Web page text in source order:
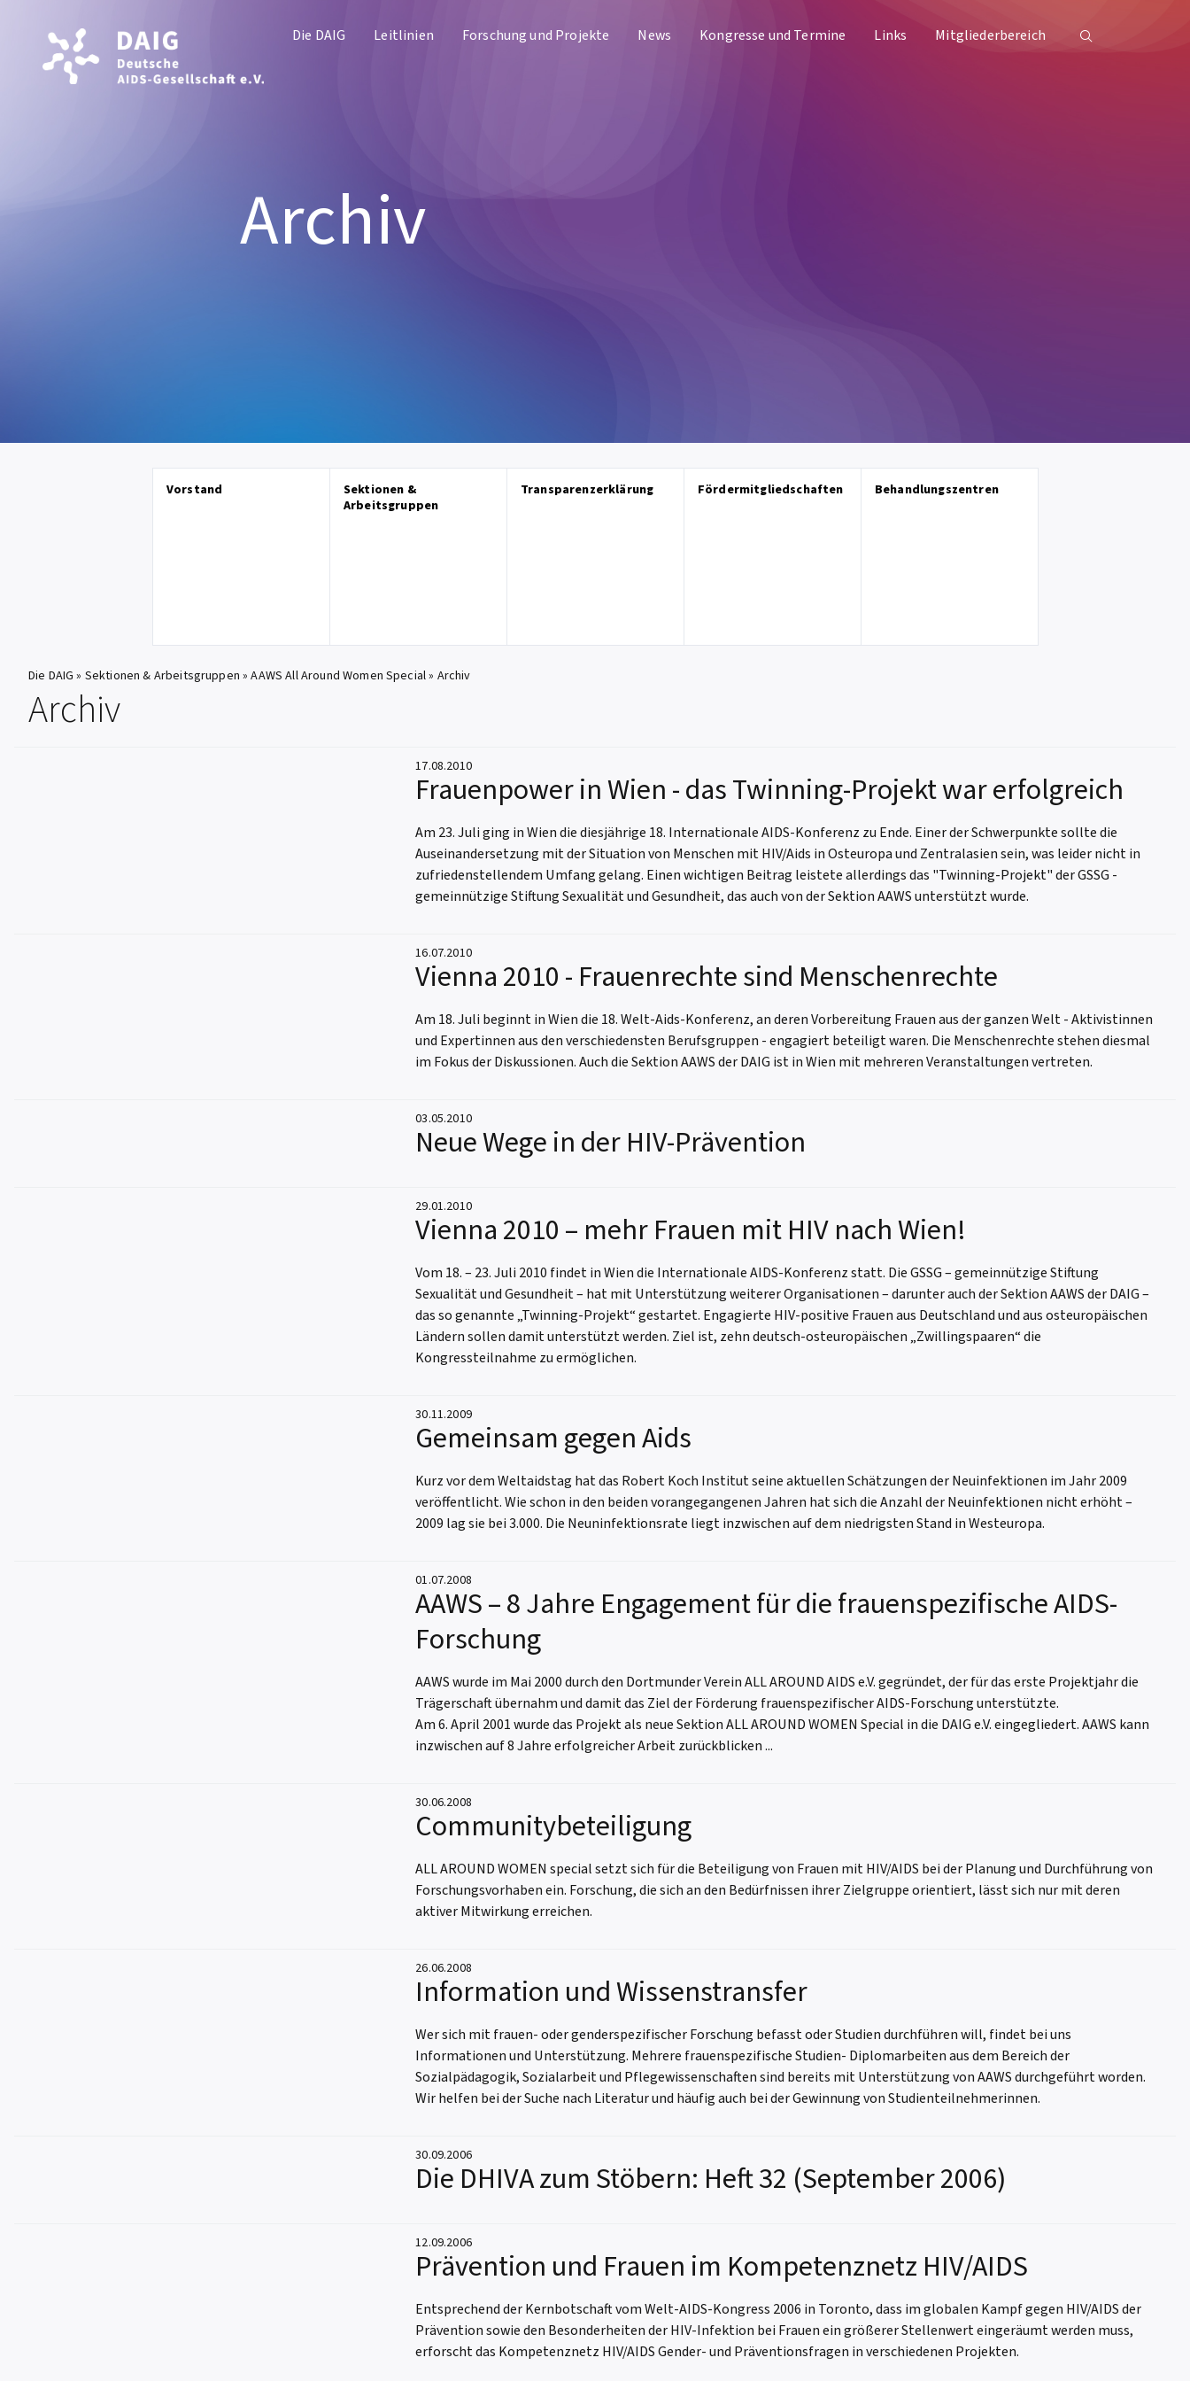
Die DAIG Leitlinien Forschung und Projekte News Kongresse und Termine Links Mitgliederbereich
Archiv
Vorstand
Sektionen &
Arbeitsgruppen
Transparenzerklärung Fördermitgliedschaften Behandlungszentren
Die DAIG » Sektionen & Arbeitsgruppen » AAWS All Around Women Special» Archiv
Archiv
17.08.2010
Frauenpower in Wien - das Twinning-Projekt war erfolgreich
Am 23. Juli ging in Wien die diesjährige 18. Internationale AIDS-Konferenz zu Ende. Einer der Schwerpunkte sollte die
Auseinandersetzung mit der Situation von Menschen mit HIV/Aids in Osteuropa und Zentralasien sein, was leider nicht in
zufriedenstellendem Umfang gelang. Einen wichtigen Beitrag leistete allerdings das "Twinning-Projekt" der GSSG -
gemeinnützige Stiftung Sexualität und Gesundheit, das auch von der Sektion AAWS unterstützt wurde.
16.07.2010
Vienna 2010 - Frauenrechte sind Menschenrechte
Am 18. Juli beginnt in Wien die 18. Welt-Aids-Konferenz, an deren Vorbereitung Frauen aus der ganzen Welt - Aktivistinnen
und Expertinnen aus den verschiedensten Berufsgruppen - engagiert beteiligt waren. Die Menschenrechte stehen diesmal
im Fokus der Diskussionen. Auch die Sektion AAWS der DAIG ist in Wien mit mehreren Veranstaltungen vertreten.
03.05.2010
Neue Wege in der HIV-Prävention
29.01.2010
Vienna 2010 – mehr Frauen mit HIV nach Wien!
Vom 18. – 23. Juli 2010 findet in Wien die Internationale AIDS-Konferenz statt. Die GSSG – gemeinnützige Stiftung
Sexualität und Gesundheit – hat mit Unterstützung weiterer Organisationen – darunter auch der Sektion AAWS der DAIG –
das so genannte „Twinning-Projekt“ gestartet. Engagierte HIV-positive Frauen aus Deutschland und aus osteuropäischen
Ländern sollen damit unterstützt werden. Ziel ist, zehn deutsch-osteuropäischen „Zwillingspaaren“ die
Kongressteilnahme zu ermöglichen.
30.11.2009
Gemeinsam gegen Aids
Kurz vor dem Weltaidstag hat das Robert Koch Institut seine aktuellen Schätzungen der Neuinfektionen im Jahr 2009
veröffentlicht. Wie schon in den beiden vorangegangenen Jahren hat sich die Anzahl der Neuinfektionen nicht erhöht –
2009 lag sie bei 3.000. Die Neuninfektionsrate liegt inzwischen auf dem niedrigsten Stand in Westeuropa.
01.07.2008
AAWS – 8 Jahre Engagement für die frauenspezifische AIDS-
Forschung
AAWS wurde im Mai 2000 durch den Dortmunder Verein ALL AROUND AIDS e.V. gegründet, der für das erste Projektjahr die
Trägerschaft übernahm und damit das Ziel der Förderung frauenspezifischer AIDS-Forschung unterstützte.
Am 6. April 2001 wurde das Projekt als neue Sektion ALL AROUND WOMEN Special in die DAIG e.V. eingegliedert. AAWS kann
inzwischen auf 8 Jahre erfolgreicher Arbeit zurückblicken ...
30.06.2008
Communitybeteiligung
ALL AROUND WOMEN special setzt sich für die Beteiligung von Frauen mit HIV/AIDS bei der Planung und Durchführung von
Forschungsvorhaben ein. Forschung, die sich an den Bedürfnissen ihrer Zielgruppe orientiert, lässt sich nur mit deren
aktiver Mitwirkung erreichen.
26.06.2008
Information und Wissenstransfer
Wer sich mit frauen- oder genderspezifischer Forschung befasst oder Studien durchführen will, findet bei uns
Informationen und Unterstützung. Mehrere frauenspezifische Studien- Diplomarbeiten aus dem Bereich der
Sozialpädagogik, Sozialarbeit und Pflegewissenschaften sind bereits mit Unterstützung von AAWS durchgeführt worden.
Wir helfen bei der Suche nach Literatur und häufig auch bei der Gewinnung von Studienteilnehmerinnen.
30.09.2006
Die DHIVA zum Stöbern: Heft 32 (September 2006)
12.09.2006
Prävention und Frauen im Kompetenznetz HIV/AIDS
Entsprechend der Kernbotschaft vom Welt-AIDS-Kongress 2006 in Toronto, dass im globalen Kampf gegen HIV/AIDS der
Prävention sowie den Besonderheiten der HIV-Infektion bei Frauen ein größerer Stellenwert eingeräumt werden muss,
erforscht das Kompetenznetz HIV/AIDS Gender- und Präventionsfragen in verschiedenen Projekten.